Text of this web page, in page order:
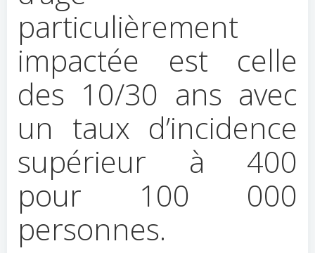
particulièrement
impactée est celle
des 10/30 ans avec
un taux d’incidence
supérieur à 400
pour 100 000
personnes.